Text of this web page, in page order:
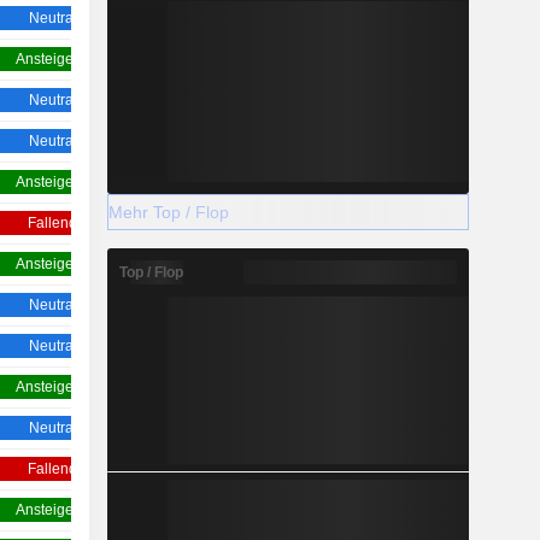
Neutral
Ansteigend
Neutral
Neutral
Ansteigend
Fallend Neutral
Ansteigend Ansteigend
Neutral
Neutral
Ansteigend
Neutral
Fallend Neutral
Ansteigend
Mehr Top / Flop
Top / Flop